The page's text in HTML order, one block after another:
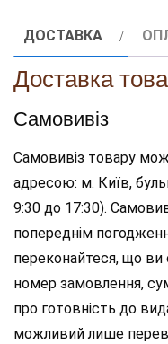
ДОСТАВКА
Доставка
Самовивіз
Самовивіз товару
адресою: м. Київ,
9:30 до 17:30).
попереднім
переконайтеся, що
номер замовлення,
про готовність до
можливий лише